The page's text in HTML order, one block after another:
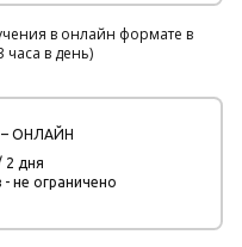
в онлайн формате в
часа в день)
– ОНЛАЙН
2 дня
- не ограничено